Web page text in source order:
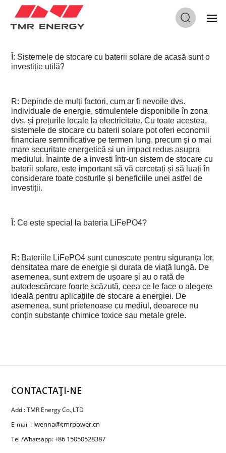
Găsiți răspunsuri utile sau orice întrebări bazate pe
bateriile de stocare a energiei solare.
Î: Sistemele de stocare cu baterii solare de acasă sunt o
investiție utilă?
R: Depinde de mulți factori, cum ar fi nevoile dvs.
individuale de energie, stimulentele disponibile în zona
dvs. și prețurile locale la electricitate. Cu toate acestea,
sistemele de stocare cu baterii solare pot oferi economii
financiare semnificative pe termen lung, precum și o mai
mare securitate energetică și un impact redus asupra
mediului. Înainte de a investi într-un sistem de stocare cu
baterii solare, este important să vă cercetați și să luați în
considerare toate costurile și beneficiile unei astfel de
investiții.
Î: Ce este special la bateria LiFePO4?
R: Bateriile LiFePO4 sunt cunoscute pentru siguranța lor,
densitatea mare de energie și durata de viață lungă. De
asemenea, sunt extrem de ușoare și au o rată de
autodescărcare foarte scăzută, ceea ce le face o alegere
ideală pentru aplicațiile de stocare a energiei. De
asemenea, sunt prietenoase cu mediul, deoarece nu
conțin substanțe chimice toxice sau metale grele.
CONTACTAŢI-NE
Add : TMR Energy Co.,LTD
E-mail : lwenna@tmrpower.cn
Tel /Whatsapp:+86 15050528387